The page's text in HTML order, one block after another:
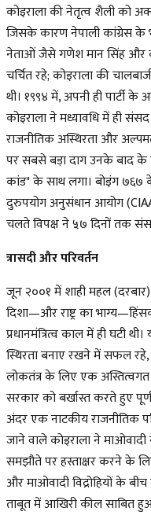
कोइराला की नेतृत्व शैली को
जिसके कारण नेपाली कांग्रेस के
नेताओं जैसे गणेश मान सिंह और
चर्चित रहे; कोइराला की
थी। १९९४ में, अपनी ही पार्टी
कोइराला ने मध्यावधि में ही
राजनीतिक अस्थिरता और
पर सबसे बड़ा दाग उनके बाद के
कांड" के साथ लगा। बोइंग ७६७
दुरुपयोग अनुसंधान आयोग
चलते विपक्ष ने ५७ दिनों तक
त्रासदी और परिवर्तन
जून २००१ में शाही महल
दिशा—और राष्ट्र का
प्रधानमंत्रित्व काल में ही घटी
स्थिरता बनाए रखने में सफल
लोकतंत्र के लिए एक
सरकार को बर्खास्त करते हुए
अंदर एक नाटकीय राजनीतिक
जाने वाले कोइराला ने
समझौते पर हस्ताक्षर करने के
और माओवादी विद्रोहियों के
ताबूत में आखिरी कील साबित